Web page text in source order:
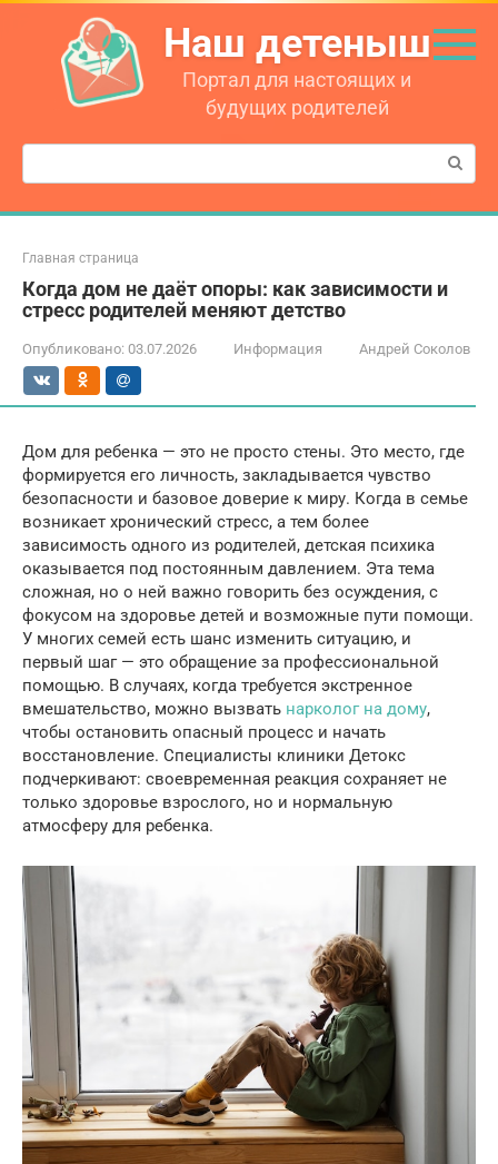
Перейти
контенту
Наш детеныш
Портал для настоящих и
будущих родителей
Поиск:
Главная страница
Когда дом не даёт опоры: как зависимости и
стресс родителей меняют детство
Опубликовано: 03.07.2026 Информация Андрей Соколов
Дом для ребенка — это не просто стены. Это место, где
формируется его личность, закладывается чувство
безопасности и базовое доверие к миру. Когда в семье
возникает хронический стресс, а тем более
зависимость одного из родителей, детская психика
оказывается под постоянным давлением. Эта тема
сложная, но о ней важно говорить без осуждения, с
фокусом на здоровье детей и возможные пути помощи.
У многих семей есть шанс изменить ситуацию, и
первый шаг — это обращение за профессиональной
помощью. В случаях, когда требуется экстренное
вмешательство, можно вызвать нарколог на дому,
чтобы остановить опасный процесс и начать
восстановление. Специалисты клиники Детокс
подчеркивают: своевременная реакция сохраняет не
только здоровье взрослого, но и нормальную
атмосферу для ребенка.